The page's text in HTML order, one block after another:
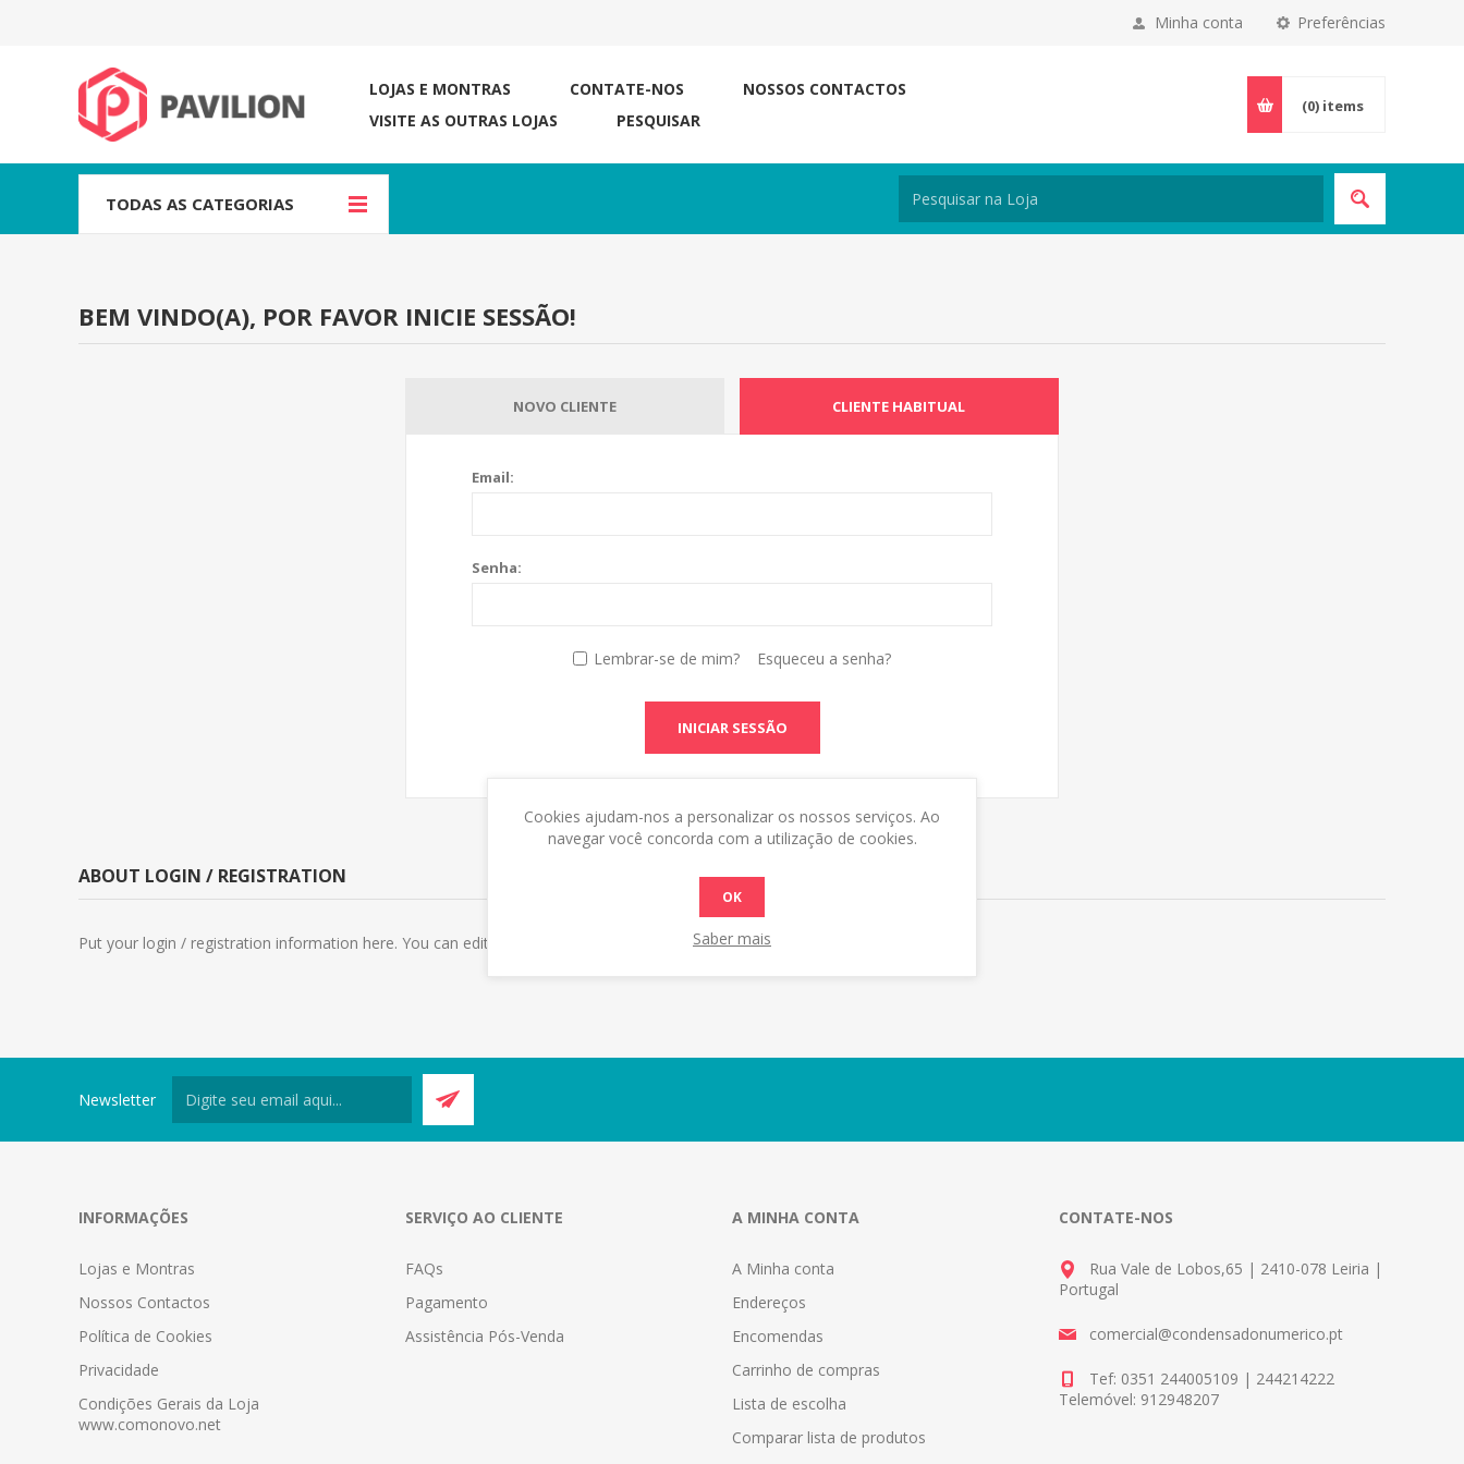
Preferências
Minha conta
LOJAS E MONTRAS CONTATE-NOS
NOSSOS CONTACTOS
VISITE AS OUTRAS LOJAS
PESQUISAR
(0) items
TODAS AS CATEGORIAS
BEM VINDO(A), POR FAVOR INICIE SESSÃO!
NOVO CLIENTE CLIENTE HABITUAL
Email:
Senha:
Lembrar-se de mim? Esqueceu a senha?
INICIAR SESSÃO
ABOUT LOGIN / REGISTRATION
Put your login / registration information here. You can edit this in the admin site.
Newsletter
INFORMAÇÕES
Lojas e Montras
Nossos Contactos
Política de Cookies
Privacidade
Condições Gerais da Loja
www.comonovo.net
SERVIÇO AO CLIENTE
FAQs
Pagamento
Assistência Pós-Venda
A MINHA CONTA
A Minha conta
Endereços
Encomendas
Carrinho de compras
Lista de escolha
Comparar lista de produtos
CONTATE-NOS
Rua Vale de Lobos,65 | 2410-078 Leiria |
Portugal
comercial@condensadonumerico.pt
Tef: 0351 244005109 | 244214222
Telemóvel: 912948207
Cookies ajudam-nos a personalizar os nossos serviços. Ao
navegar você concorda com a utilização de cookies.
OK
Saber mais